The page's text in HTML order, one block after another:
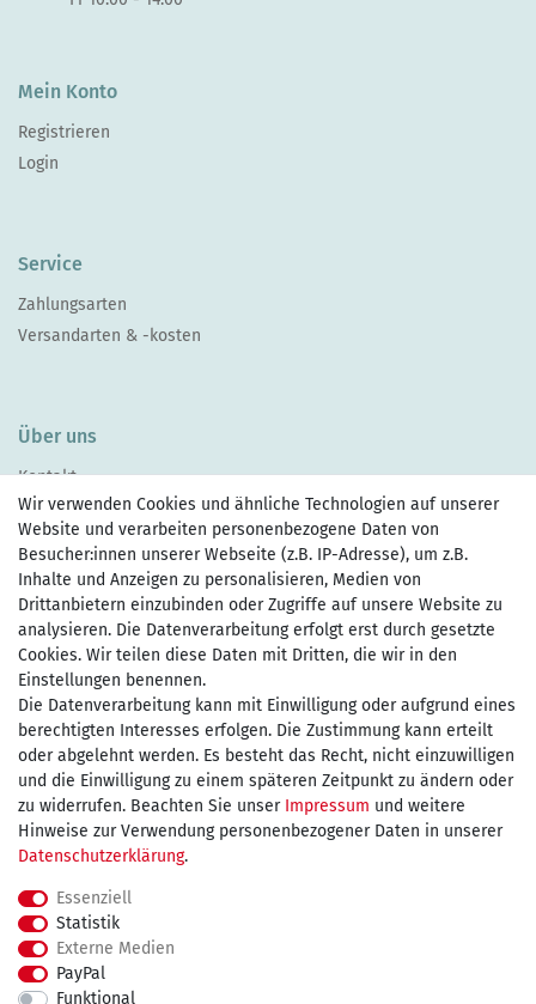
Mein Konto
Registrieren
Login
Service
Zahlungsarten
Versandarten & -kosten
Über uns
Kontakt
Zahlen Sie bequem per
Wir versenden mit
kostenfreie Lieferung
innerhalb Deutschland ab 75€
Impressum
Wir verwenden Cookies und ähnliche Technologien auf unserer
Website und verarbeiten personenbezogene Daten von
Besucher:innen unserer Webseite (z.B. IP-Adresse), um z.B.
Inhalte und Anzeigen zu personalisieren, Medien von
Drittanbietern einzubinden oder Zugriffe auf unsere Website zu
analysieren. Die Datenverarbeitung erfolgt erst durch gesetzte
Cookies. Wir teilen diese Daten mit Dritten, die wir in den
Einstellungen benennen.
Die Datenverarbeitung kann mit Einwilligung oder aufgrund eines
berechtigten Interesses erfolgen. Die Zustimmung kann erteilt
oder abgelehnt werden. Es besteht das Recht, nicht einzuwilligen
und die Einwilligung zu einem späteren Zeitpunkt zu ändern oder
zu widerrufen. Beachten Sie unser Impressum und weitere
Hinweise zur Verwendung personenbezogener Daten in unserer
Daten­schutz­erklärung.
Essenziell
Statistik
Externe Medien
PayPal
Funktional